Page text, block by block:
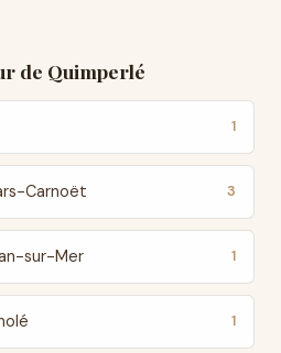
de Quimperlé
1
Carnoët 3
sur-Mer 1
1